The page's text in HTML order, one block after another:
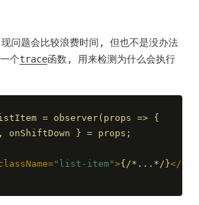
问题会比较浪费时间, 但也不是没办法
个trace函数, 用来检测为什么会执行
= observer( props => {
} = props;
="list-item">{/*...*/}</div